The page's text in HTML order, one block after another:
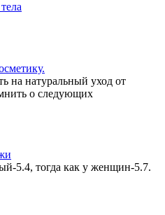
на натуральный уход от
о следующих
5.4, тогда как у женщин-5.7.